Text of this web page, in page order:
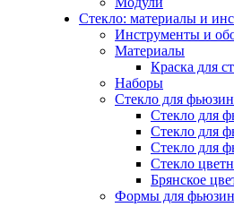
Стекло: материалы и
Инструменты и
Материалы
Краска для
Наборы
Стекло для
Стекло для
Стекло для
Стекло для
Стекло
Брянское
Формы для